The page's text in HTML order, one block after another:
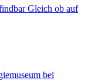
Gleich ob auf
bei